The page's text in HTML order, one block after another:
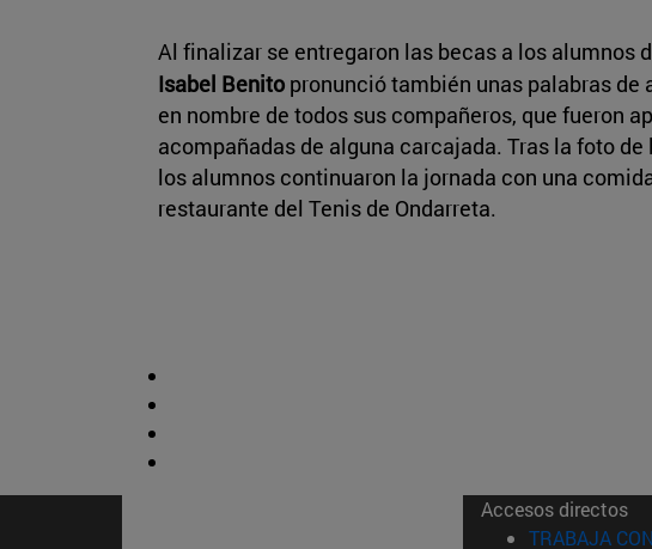
Al finalizar se entregaron las becas a los alumnos
Isabel Benito pronunció también unas palabras de
en nombre de todos sus compañeros, que fueron
acompañadas de alguna carcajada. Tras la foto de
los alumnos continuaron la jornada con una
restaurante del Tenis de Ondarreta.
Accesos directos
TRABAJA